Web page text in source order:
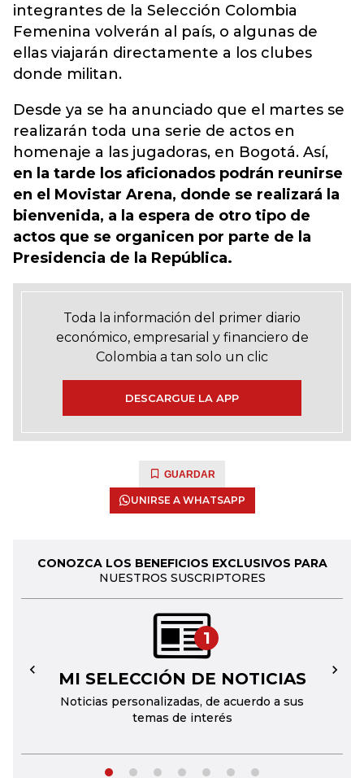
integrantes de la Selección Colombia
Femenina volverán al país, o algunas de
ellas viajarán directamente a los clubes
donde militan.
Desde ya se ha anunciado que el martes se
realizarán toda una serie de actos en
homenaje a las jugadoras, en Bogotá. Así,
en la tarde los aficionados podrán reunirse
en el Movistar Arena, donde se realizará la
bienvenida, a la espera de otro tipo de
actos que se organicen por parte de la
Presidencia de la República.
Toda la información del primer diario
económico, empresarial y financiero de
Colombia a tan solo un clic
DESCARGUE LA APP
GUARDAR
UNIRSE A WHATSAPP
CONOZCA LOS BENEFICIOS EXCLUSIVOS PARA
NUESTROS SUSCRIPTORES
1
MI SELECCIÓN DE NOTICIAS
Noticias personalizadas, de acuerdo a sus
temas de interés
← →